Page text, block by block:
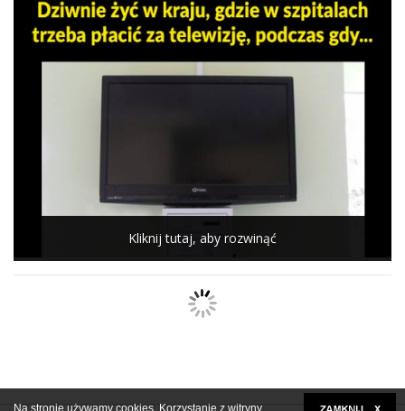
Kliknij tutaj, aby rozwinąć
Na stronie używamy cookies. Korzystanie z witryny